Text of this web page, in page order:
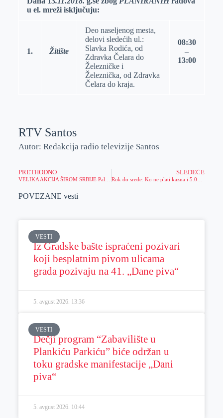
u el. mreži isključuju:
1. Žitište
Deo naseljenog mesta,
delovi sledećih ul.:
Slavka Rodića, od
Zdravka Čelara do
Železničke i
Železnička, od Zdravka
Čelara do kraja.
08:30
–
13:00
RTV Santos
Autor: Redakcija radio televizije Santos
PRETHODNO SLEDEĆE
POVEZANE vesti
VESTI
Iz Gradske bašte ispraćeni pozivari
koji besplatnim pivom ulicama
grada pozivaju na 41. „Dane piva“
5. avgust 2026. 13:36
VESTI
Dečji program “Zabavilište u
Plankiću Parkiću” biće održan u
toku gradske manifestacije „Dani
piva“
5. avgust 2026. 10:44